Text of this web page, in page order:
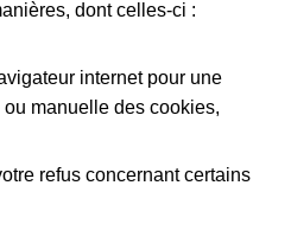
dont celles-ci :
internet pour une
manuelle des cookies,
refus concernant certains